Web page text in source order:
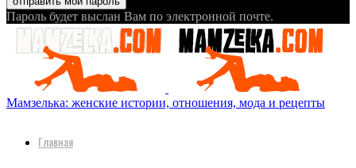
Пароль будет выслан Вам по электронной почте.
Мамзелька: женские истории, отношения, мода и рецепты
Главная